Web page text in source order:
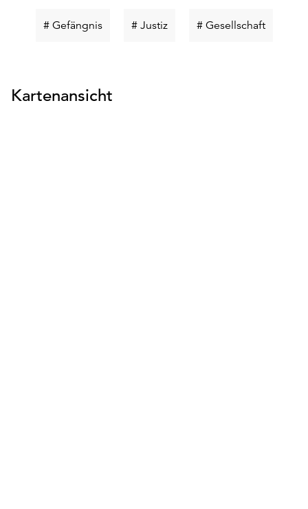
# GefängnisSchlüsselwort
# JustizSchlüsselwort
# Gesellschaft
Kartenansicht